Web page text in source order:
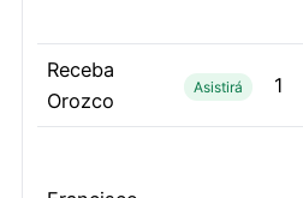
Receba
Orozco
Asistirá 1